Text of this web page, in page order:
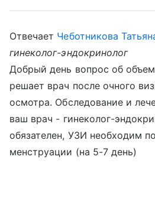
Отвечает Чеботникова
гинеколог-эндокринолог
Добрый день вопрос об
решает врач после очного
осмотра. Обследование и
ваш врач - гинеколог-
обязателен, УЗИ необходим
менструации (на 5-7 день)